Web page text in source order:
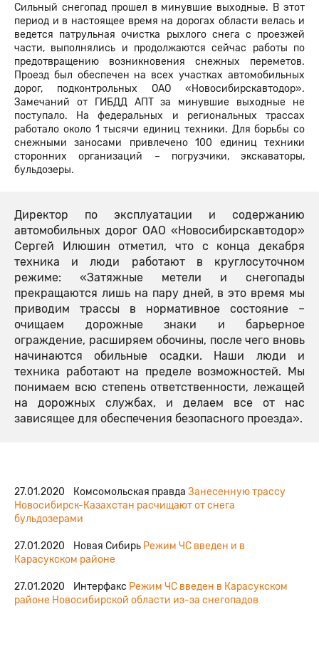
Сильный снегопад прошел в минувшие выходные. В этот
период и в настоящее время на дорогах области велась и
ведется патрульная очистка рыхлого снега с проезжей
части, выполнялись и продолжаются сейчас работы по
предотвращению возникновения снежных переметов.
Проезд был обеспечен на всех участках автомобильных
дорог, подконтрольных ОАО «Новосибирскавтодор».
Замечаний от ГИБДД АПТ за минувшие выходные не
поступало. На федеральных и региональных трассах
работало около 1 тысячи единиц техники. Для борьбы со
снежными заносами привлечено 100 единиц техники
сторонних организаций – погрузчики, экскаваторы,
бульдозеры.
Директор по эксплуатации и содержанию
автомобильных дорог ОАО «Новосибирскавтодор»
Сергей Илюшин отметил, что с конца декабря
техника и люди работают в круглосуточном
режиме: «Затяжные метели и снегопады
прекращаются лишь на пару дней, в это время мы
приводим трассы в нормативное состояние –
очищаем дорожные знаки и барьерное
ограждение, расширяем обочины, после чего вновь
начинаются обильные осадки. Наши люди и
техника работают на пределе возможностей. Мы
понимаем всю степень ответственности, лежащей
на дорожных службах, и делаем все от нас
зависящее для обеспечения безопасного проезда».
27.01.2020 Комсомольская правда Занесенную трассу
Новосибирск-Казахстан расчищают от снега
бульдозерами
27.01.2020 Новая Сибирь Режим ЧС введен и в
Карасукском районе
27.01.2020 Интерфакс Режим ЧС введен в Карасукском
районе Новосибирской области из-за снегопадов